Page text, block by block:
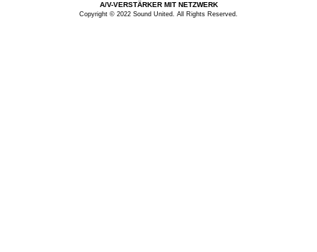
A/V-VERSTÄRKER MIT NETZWERK
Copyright © 2022 Sound United. All Rights Reserved.